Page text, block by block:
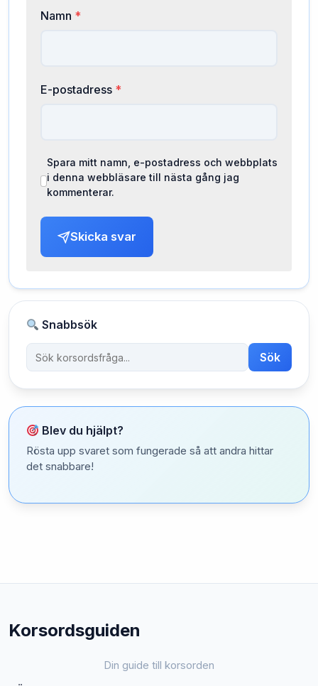
Namn *
E-postadress *
Spara mitt namn, e-postadress och webbplats
i denna webbläsare till nästa gång jag
kommenterar.
Skicka svar
Snabbsök
Sök
Blev du hjälpt?
Rösta upp svaret som fungerade så att andra hittar
det snabbare!
Korsordsguiden
Din guide till korsorden